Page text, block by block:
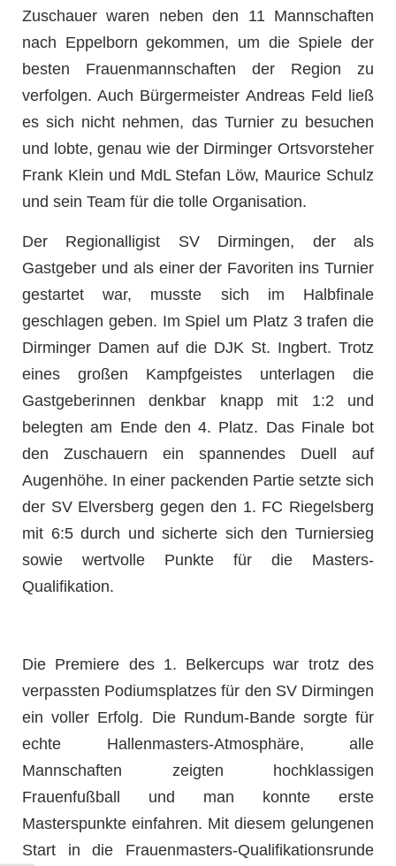
Zuschauer waren neben den 11 Mannschaften
nach Eppelborn gekommen, um die Spiele der
besten Frauenmannschaften der Region zu
verfolgen. Auch Bürgermeister Andreas Feld ließ
es sich nicht nehmen, das Turnier zu besuchen
und lobte, genau wie der Dirminger Ortsvorsteher
Frank Klein und MdL Stefan Löw, Maurice Schulz
und sein Team für die tolle Organisation.
Der Regionalligist SV Dirmingen, der als
Gastgeber und als einer der Favoriten ins Turnier
gestartet war, musste sich im Halbfinale
geschlagen geben. Im Spiel um Platz 3 trafen die
Dirminger Damen auf die DJK St. Ingbert. Trotz
eines großen Kampfgeistes unterlagen die
Gastgeberinnen denkbar knapp mit 1:2 und
belegten am Ende den 4. Platz. Das Finale bot
den Zuschauern ein spannendes Duell auf
Augenhöhe. In einer packenden Partie setzte sich
der SV Elversberg gegen den 1. FC Riegelsberg
mit 6:5 durch und sicherte sich den Turniersieg
sowie wertvolle Punkte für die Masters-
Qualifikation.
Die Premiere des 1. Belkercups war trotz des
verpassten Podiumsplatzes für den SV Dirmingen
ein voller Erfolg. Die Rundum-Bande sorgte für
echte Hallenmasters-Atmosphäre, alle
Mannschaften zeigten hochklassigen
Frauenfußball und man konnte erste
Masterspunkte einfahren. Mit diesem gelungenen
Start in die Frauenmasters-Qualifikationsrunde